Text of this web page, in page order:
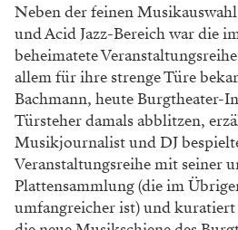
Neben der feinen
und Acid Jazz-Bereich war die
beheimatete
allem für ihre strenge Türe
Bachmann, heute Burgtheater-
Türsteher damals abblitzen,
Musikjournalist und DJ
Veranstaltungsreihe mit seiner
Plattensammlung (die im
umfangreicher ist) und kuratiert